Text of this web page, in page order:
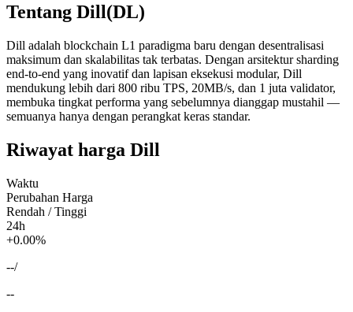
Tentang Dill(DL)
Dill adalah blockchain L1 paradigma baru dengan desentralisasi
maksimum dan skalabilitas tak terbatas. Dengan arsitektur sharding
end-to-end yang inovatif dan lapisan eksekusi modular, Dill
mendukung lebih dari 800 ribu TPS, 20MB/s, dan 1 juta validator,
membuka tingkat performa yang sebelumnya dianggap mustahil —
semuanya hanya dengan perangkat keras standar.
Riwayat harga Dill
Waktu
Perubahan Harga
Rendah / Tinggi
24h
+0.00%
--/
--